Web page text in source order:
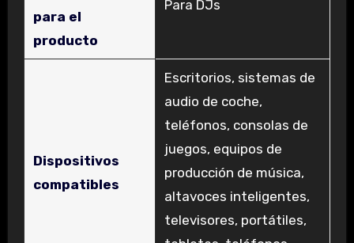
para el
producto
‎Para DJs
Dispositivos
compatibles
‎Escritorios, sistemas de
audio de coche,
teléfonos, consolas de
juegos, equipos de
producción de música,
altavoces inteligentes,
televisores, portátiles,